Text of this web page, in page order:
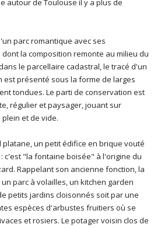
autour de Toulouse il y a plus de
parc romantique avec ses
la composition remonte au milieu du
le parcellaire cadastral, le tracé d'un
est présenté sous la forme de larges
tondues. Le parti de conservation est
régulier et paysager, jouant sur
et de vide.
platane, un petit édifice en brique vouté
c'est "la fontaine boisée" à l'origine du
Rappelant son ancienne fonction, la
parc à volailles, un kitchen garden
petits jardins cloisonnés soit par une
espèces d'arbustes fruitiers où se
et rosiers. Le potager voisin clos de